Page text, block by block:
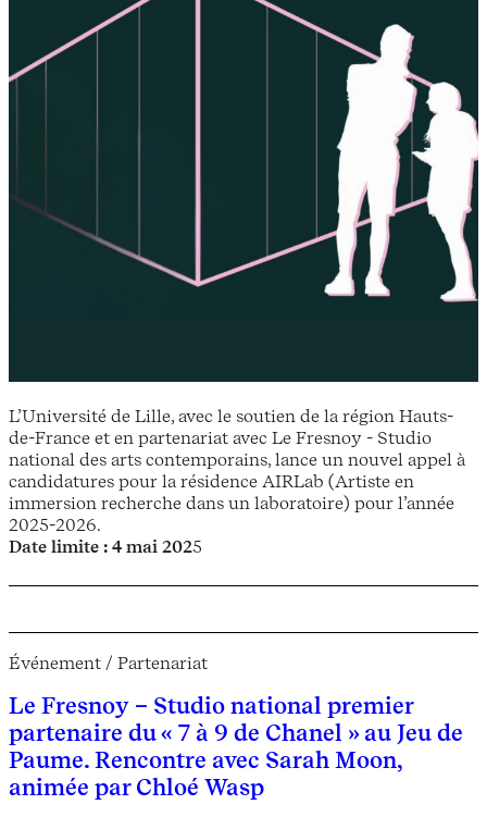
L’Université de Lille, avec le soutien de la région Hauts-
de-France et en partenariat avec Le Fresnoy - Studio
national des arts contemporains, lance un nouvel appel à
candidatures pour la résidence AIRLab (Artiste en
immersion recherche dans un laboratoire) pour l’année
2025-2026.
Date limite : 4 mai 2025
Événement / Partenariat
Le Fresnoy – Studio national premier
partenaire du « 7 à 9 de Chanel » au Jeu de
Paume. Rencontre avec Sarah Moon,
animée par Chloé Wasp